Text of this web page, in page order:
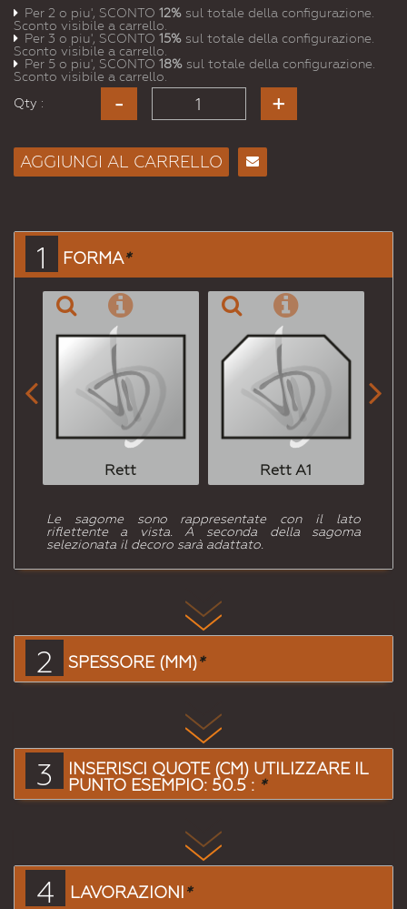
Per 2 o piu', SCONTO 12% sul totale della configurazione.
Sconto visibile a carrello.
Per 3 o piu', SCONTO 15% sul totale della configurazione.
Sconto visibile a carrello.
Per 5 o piu', SCONTO 18% sul totale della configurazione.
Sconto visibile a carrello.
Qty :
AGGIUNGI AL CARRELLO
1 FORMA*
Rett Rett A1
 
Le sagome sono rappresentate con il lato
riflettente a vista. A seconda della sagoma
selezionata il decoro sarà adattato.
2 SPESSORE (MM)*
3
INSERISCI QUOTE (CM) UTILIZZARE IL
PUNTO ESEMPIO: 50.5 : *
4 LAVORAZIONI*